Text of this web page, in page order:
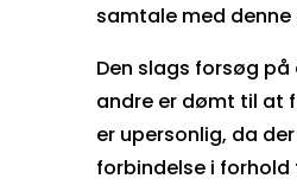
samtale med
Den slags forsøg
andre er dømt til at
er upersonlig, da
forbindelse i forhold